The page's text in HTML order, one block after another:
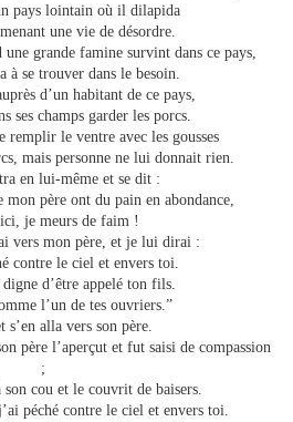
pays lointain où il dilapida
une vie de désordre.
grande famine survint dans ce pays,
à se trouver dans le besoin.
d’un habitant de ce pays,
ses champs garder les porcs.
remplir le ventre avec les gousses
mais personne ne lui donnait rien.
en lui-même et se dit :
mon père ont du pain en abondance,
je meurs de faim !
vers mon père, et je lui dirai :
contre le ciel et envers toi.
digne d’être appelé ton fils.
l’un de tes ouvriers.”
s’en alla vers son père.
père l’aperçut et fut saisi de compassion
;
cou et le couvrit de baisers.
péché contre le ciel et envers toi.